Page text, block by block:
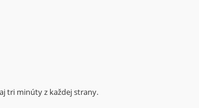
tri minúty z každej strany.